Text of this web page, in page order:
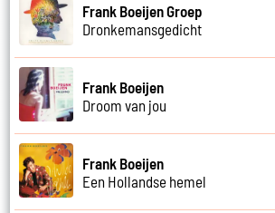
Frank Boeijen Groep
Dronkemansgedicht
Frank Boeijen
Droom van jou
Frank Boeijen
Een Hollandse hemel